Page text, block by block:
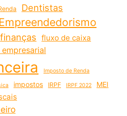
Dentistas
finanças fluxo de caixa
Imposto de Renda
impostos IRPF IRPF 2022
MEI